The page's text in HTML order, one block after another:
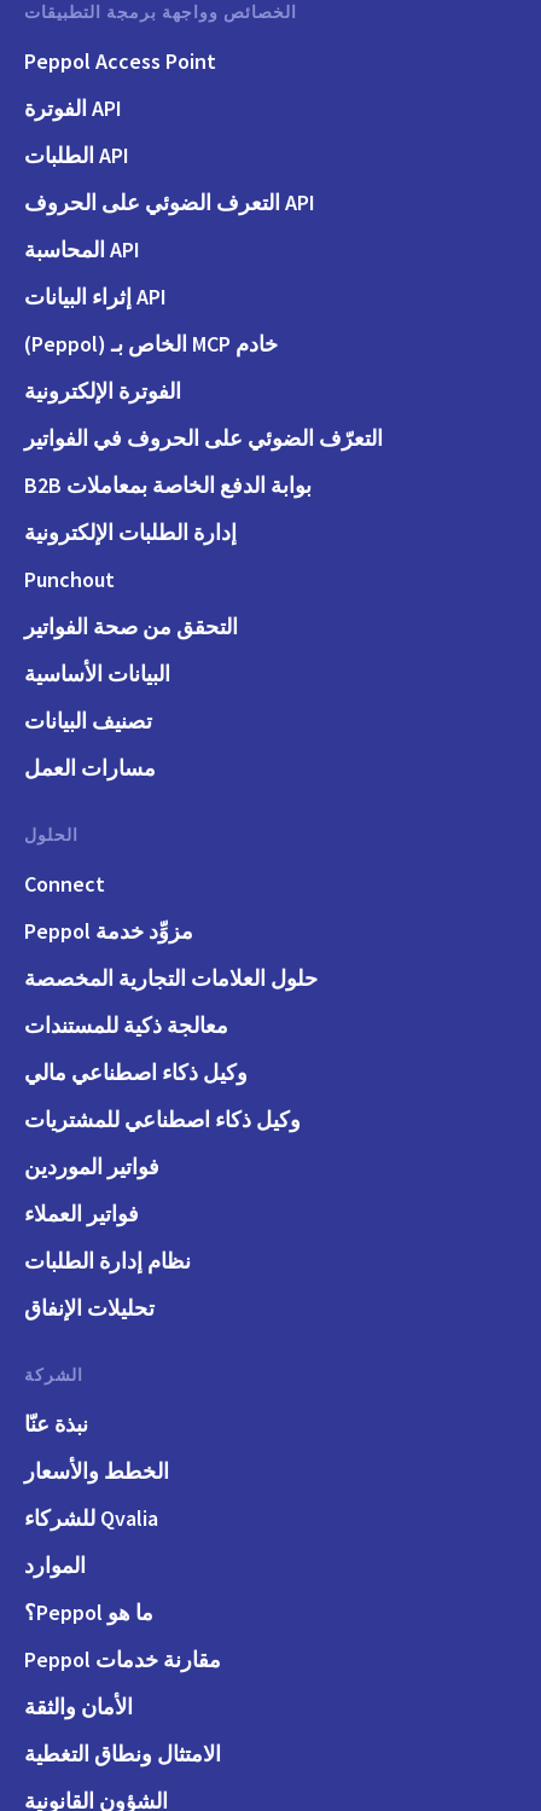
الخصائص وواجهة برمجة التطبيقات
Peppol Access Point
API الفوترة
API الطلبات
API التعرف الضوئي على الحروف
API المحاسبة
API إثراء البيانات
خادم MCP الخاص بـ (Peppol)
الفوترة الإلكترونية
التعرّف الضوئي على الحروف في الفواتير
بوابة الدفع الخاصة بمعاملات B2B
إدارة الطلبات الإلكترونية
Punchout
التحقق من صحة الفواتير
البيانات الأساسية
تصنيف البيانات
مسارات العمل
الحلول
Connect
مزوِّد خدمة Peppol
حلول العلامات التجارية المخصصة
معالجة ذكية للمستندات
وكيل ذكاء اصطناعي مالي
وكيل ذكاء اصطناعي للمشتريات
فواتير الموردين
فواتير العملاء
نظام إدارة الطلبات
تحليلات الإنفاق
الشركة
نبذة عنّا
الخطط والأسعار
Qvalia للشركاء
الموارد
ما هو Peppol؟
مقارنة خدمات Peppol
الأمان والثقة
الامتثال ونطاق التغطية
الشؤون القانونية